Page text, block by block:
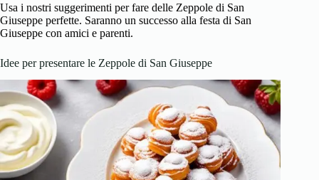
Usa i nostri suggerimenti per fare delle Zeppole di San
Giuseppe perfette. Saranno un successo alla festa di San
Giuseppe con amici e parenti.
Idee per presentare le Zeppole di San Giuseppe